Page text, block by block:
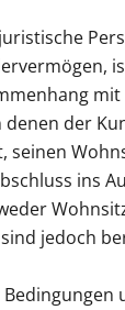
der
seinen
ins
jedoch